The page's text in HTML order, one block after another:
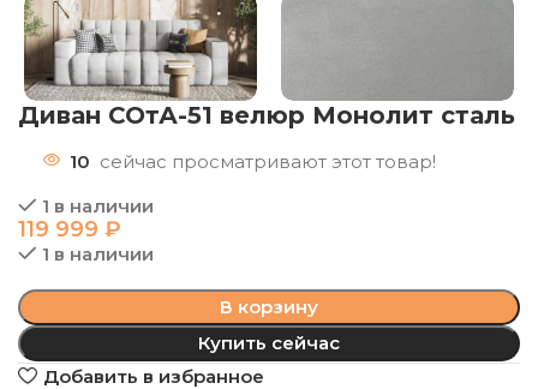
Диван СОтА-51 велюр Монолит сталь
10 сейчас просматривают этот товар!
1 в наличии
119 999 ₽
1 в наличии
В корзину
Купить сейчас
Добавить в избранное